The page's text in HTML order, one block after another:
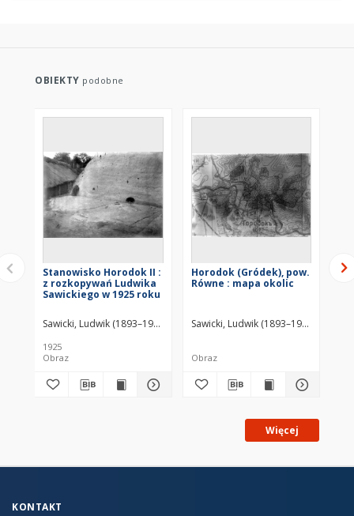
OBIEKTY podobne
Stanowisko Horodok II :
z rozkopywań Ludwika
Sawickiego w 1925 roku
Sawicki, Ludwik (1893–1972)
1925
Obraz
Horodok (Gródek), pow.
Równe : mapa okolic
Sawicki, Ludwik (1893–1972)
Obraz
Więcej
KONTAKT